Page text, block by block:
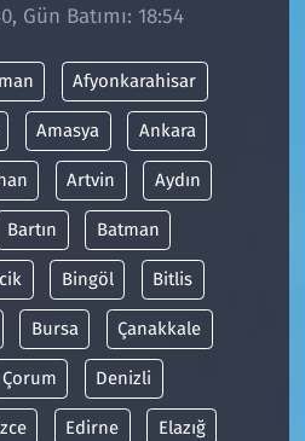
Gün Batımı: 18:54
Afyonkarahisar
Amasya Ankara
Artvin Aydın
Bartın Batman
Bingöl Bitlis
Bursa Çanakkale
Çorum Denizli
Edirne Elazığ